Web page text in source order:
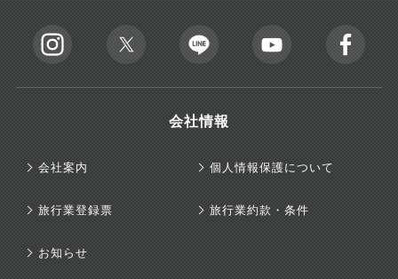
会社情報
会社案内 個人情報保護について
旅行業登録票 旅行業約款・条件
お知らせ